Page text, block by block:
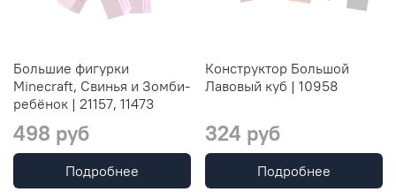
Большие фигурки
Minecraft, Свинья и Зомби-
ребёнок | 21157, 11473
498 руб
Подробнее
Конструктор Большой
Лавовый куб | 10958
324 руб
Подробнее